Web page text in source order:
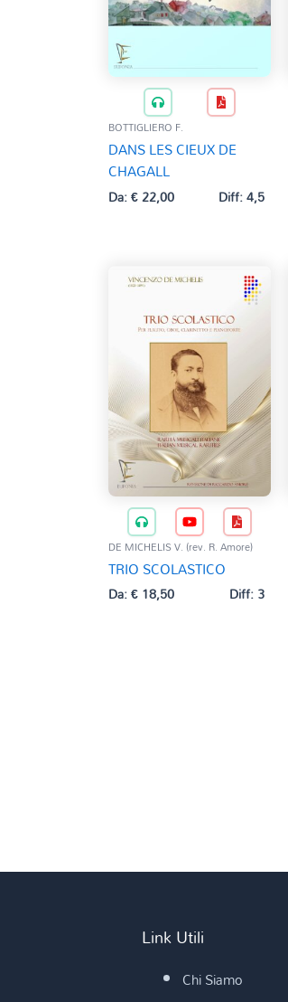
BOTTIGLIERO F.
DANS LES CIEUX DE
CHAGALL
Da:€22,00 Diff: 4,5
DE MICHELIS V. (rev. R. Amore)
TRIO SCOLASTICO
Da:€18,50 Diff: 3
Link Utili
Chi Siamo